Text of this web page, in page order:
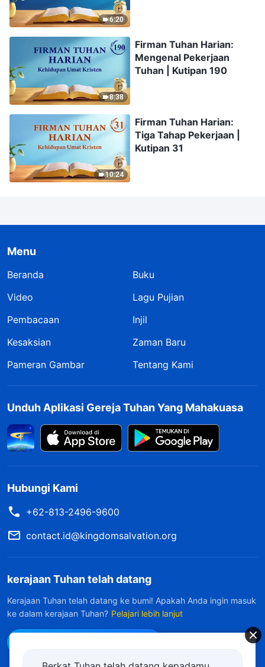
6:20
8:38
Firman Tuhan Harian:
Mengenal Pekerjaan
Tuhan | Kutipan 190
10:24
Firman Tuhan Harian:
Tiga Tahap Pekerjaan |
Kutipan 31
Menu
Beranda
Buku
Video
Lagu Pujian
Pembacaan
Injil
Kesaksian
Zaman Baru
Pameran Gambar
Tentang Kami
Unduh Aplikasi Gereja Tuhan Yang Mahakuasa
Hubungi Kami
+62-813-2496-9600
contact.id@kingdomsalvation.org
kerajaan Tuhan telah datang
Kerajaan Tuhan telah datang ke bumi! Apakah Anda ingin masuk
ke dalam kerajaan Tuhan? Pelajari lebih lanjut